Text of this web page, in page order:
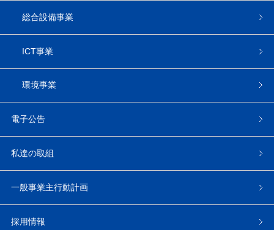
総合設備事業
ICT事業
環境事業
電子公告
私達の取組
一般事業主行動計画
採用情報